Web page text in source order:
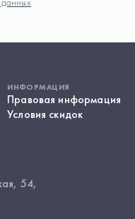
ИНФОРМАЦИЯ
Правовая информация
Условия скидок
54,